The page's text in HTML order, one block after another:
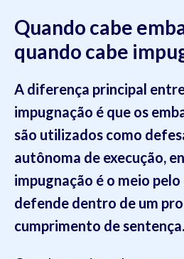
Quando cabe
quando cabe
A diferença principal
impugnação é que os
são utilizados como
autônoma de execução,
impugnação é o meio
defende dentro de um
cumprimento de sentença.